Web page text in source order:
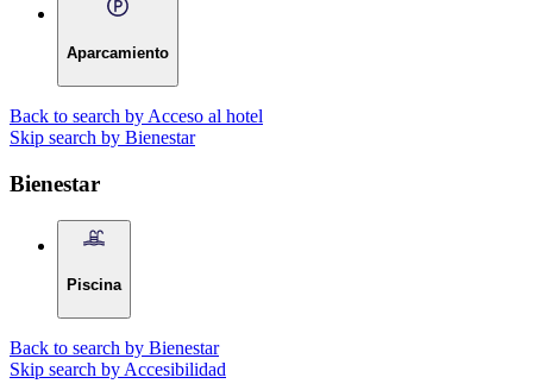
Aparcamiento
Back to search by Acceso al hotel
Skip search by Bienestar
Bienestar
Piscina
Back to search by Bienestar
Skip search by Accesibilidad